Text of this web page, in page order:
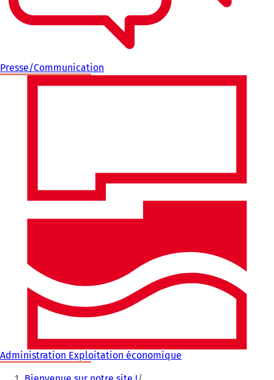
Presse/Communication
Administration Exploitation économique
Vous